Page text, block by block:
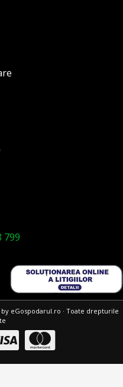
799
eGospodarul.ro · Toate drepturile